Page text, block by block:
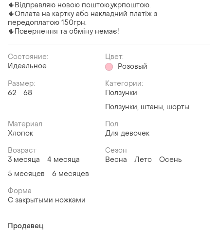
🌵Відправляю новою поштою,укрпоштою.
🌵Оплата на картку або накладний платіж з
передоплатою 150грн.
🌵Повернення та обміну немає!
Состояние:
Идеальное
Цвет:
Розовый
Размер:
62
68
Категории:
Ползунки
Ползунки, штаны, шорты
Материал
Хлопок
Пол
Для девочек
Возраст
3 месяца
4 месяца
5 месяцев
6 месяцев
Сезон
Весна
Лето Осень
Форма
С закрытыми ножками
Продавец